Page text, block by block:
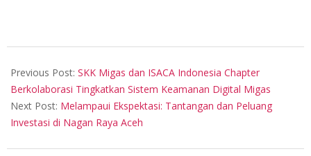
02-
15
Previous Post: SKK Migas dan ISACA Indonesia Chapter
Berkolaborasi Tingkatkan Sistem Keamanan Digital Migas
Next Post: Melampaui Ekspektasi: Tantangan dan Peluang
Investasi di Nagan Raya Aceh